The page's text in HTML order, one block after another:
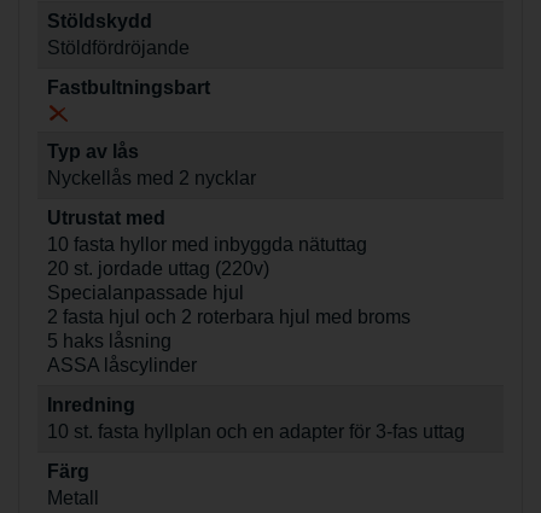
Stöldskydd
Stöldfördröjande
Fastbultningsbart
Typ av lås
Nyckellås med 2 nycklar
Utrustat med
10 fasta hyllor med inbyggda nätuttag
20 st. jordade uttag (220v)
Specialanpassade hjul
2 fasta hjul och 2 roterbara hjul med broms
5 haks låsning
ASSA låscylinder
Inredning
10 st. fasta hyllplan och en adapter för 3-fas uttag
Färg
Metall